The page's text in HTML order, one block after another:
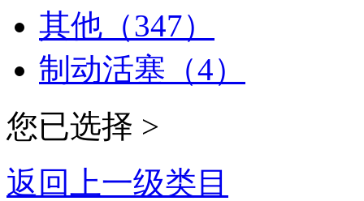
其他（347）
制动活塞（4）
您已选择 >
返回上一级类目